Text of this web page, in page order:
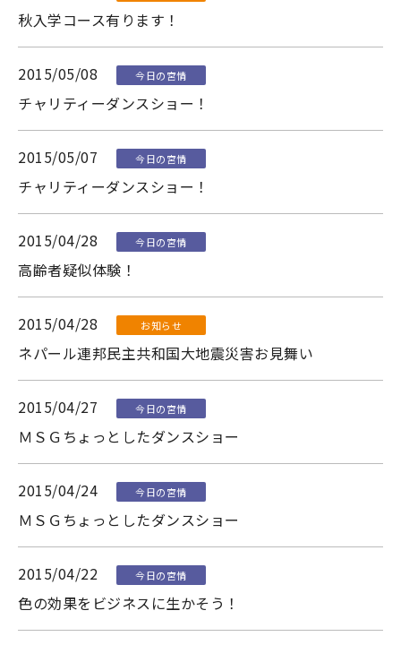
秋入学コース有ります！
2015/05/08 今日の宮情
チャリティーダンスショー！
2015/05/07 今日の宮情
チャリティーダンスショー！
2015/04/28 今日の宮情
高齢者疑似体験！
2015/04/28 お知らせ
ネパール連邦民主共和国大地震災害お見舞い
2015/04/27 今日の宮情
ＭＳＧちょっとしたダンスショー
2015/04/24 今日の宮情
ＭＳＧちょっとしたダンスショー
2015/04/22 今日の宮情
色の効果をビジネスに生かそう！